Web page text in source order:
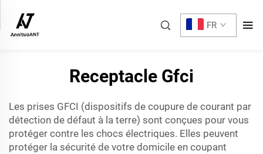
FR
Receptacle Gfci
Les prises GFCI (dispositifs de coupure de courant par
détection de défaut à la terre) sont conçues pour vous
protéger contre les chocs électriques. Elles peuvent
protéger la sécurité de votre domicile en coupant